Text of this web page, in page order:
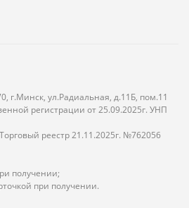
г.Минск, ул.Радиальная, д.11Б, пом.11
регистрации от 25.09.2025г. УНП
реестр 21.11.2025г. №762056
получении;
при получении.